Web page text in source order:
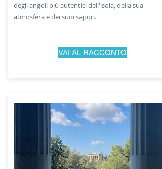
degli angoli più autentici dell'isola, della sua
atmosfera e dei suoi sapori.
VAI AL RACCONTO